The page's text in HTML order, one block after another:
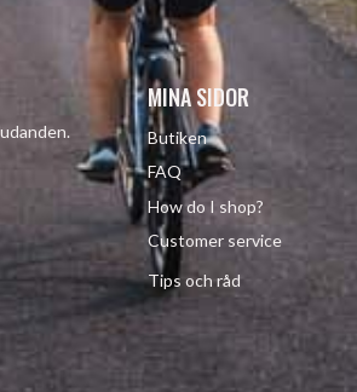
MINA SIDOR
Butiken
FAQ
How do I shop?
Customer service
Tips och råd